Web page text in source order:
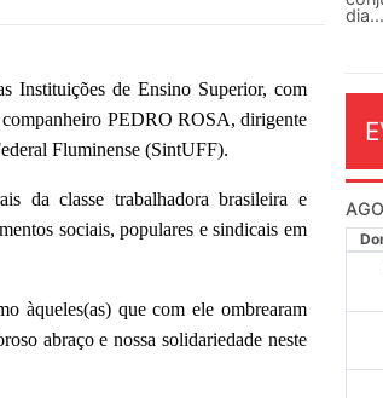
Instituições de Ensino Superior, com
companheiro PEDRO ROSA, dirigente
Fluminense (SintUFF).
da classe trabalhadora brasileira e
sociais, populares e sindicais em
àqueles(as) que com ele ombrearam
abraço e nossa solidariedade neste
dia...